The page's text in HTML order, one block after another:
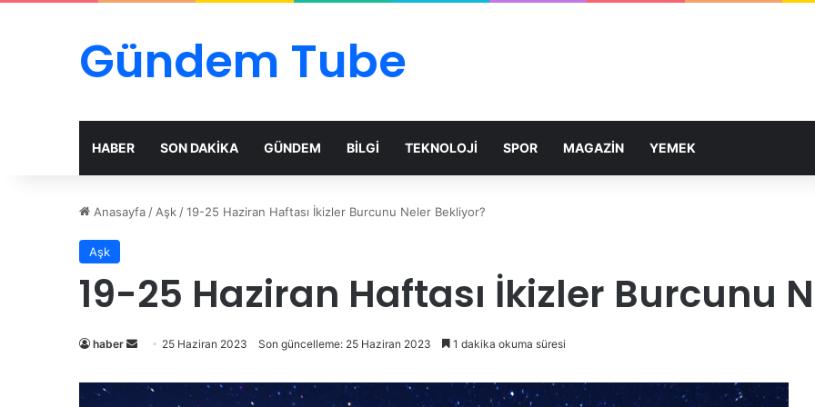
Gündem Tube
HABER SON DAKİKA GÜNDEM BİLGİ TEKNOLOJİ SPOR MAGAZİN YEMEK
Anasayfa / Aşk /19-25 Haziran Haftası İkizler Burcunu Neler Bekliyor?
Aşk
19-25 Haziran Haftası İkizler Burcunu
haber
Bir
posta
25 Haziran 2023 Son güncelleme: 25 Haziran 2023 1 dakika okuma süresi